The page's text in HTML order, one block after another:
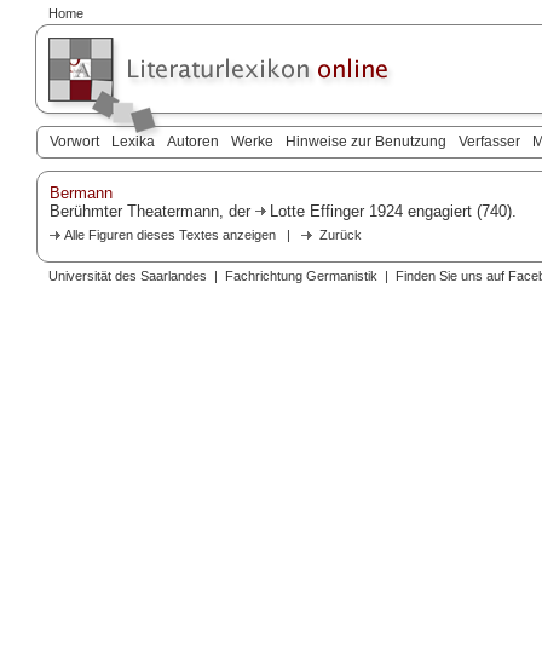
Home
Vorwort Lexika Autoren Werke Hinweise zur Benutzung Verfasser
Bermann
Berühmter Theatermann, der
Lotte Effinger 1924 engagiert (740).
Alle Figuren dieses Textes anzeigen | Zurück
Universität des Saarlandes | Fachrichtung Germanistik | Finden Sie uns auf